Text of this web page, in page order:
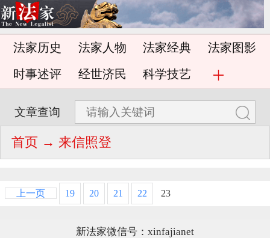
法家历史 法家人物 法家经典 法家图影
时事述评 经世济民 科学技艺
文章查询
首页 → 来信照登
上一页 19 20 21 22 23
新法家微信号：xinfajianet